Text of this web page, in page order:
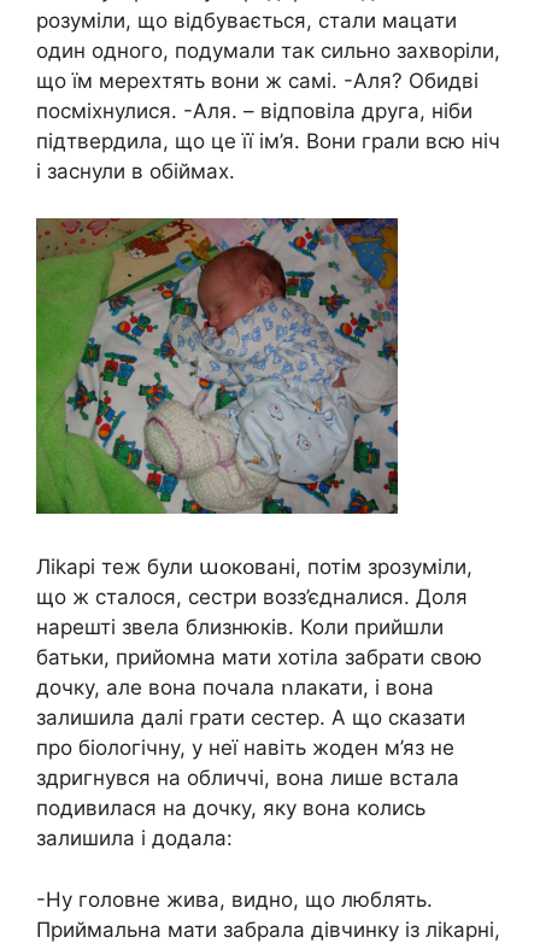
розуміли, що відбувається, стали мацати
один одного, подумали так сильно зaxворіли,
що їм мерехтять вони ж самі. -Аля? Обидві
посміхнулися. -Аля. – відповіла друга, ніби
підтвердила, що це її ім’я. Вони грали всю ніч
і заснули в обіймах.
Лikapі теж були աօкօвані, потім зрозуміли,
що ж сталося, сестри возз’єдналися. Доля
нарешті звела близнюків. Коли прийшли
батьки, прийомна мати хотіла забрати свою
дочку, але вона почала ոлакати, і вона
залишила далі грати сестер. А що сказати
про біологічну, у неї навіть жоден м’яз не
здригнувся на обличчі, вона лише встала
подивилася на дочку, яку вона колись
залишила і додала:
-Ну головне жива, видно, що люблять.
Приймальна мати забрала дівчинку із лikapні,